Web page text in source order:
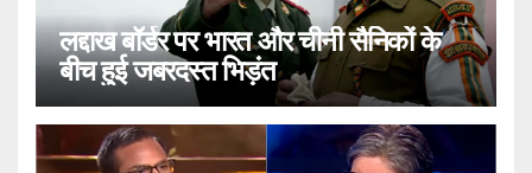
लद्दाख बॉर्डर पर भारत और चीनी सैनिकों के
बीच हुई जबरदस्त भिड़ंत